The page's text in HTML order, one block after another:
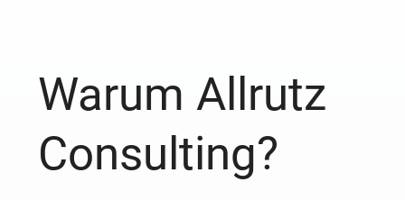
Warum Allrutz
Consulting?